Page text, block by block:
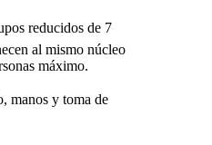
reducidos de 7
al mismo núcleo
máximo.
manos y toma de